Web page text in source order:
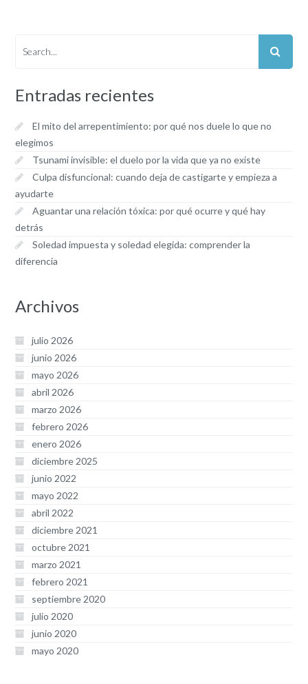
Entradas recientes
El mito del arrepentimiento: por qué nos duele lo que no
elegimos
Tsunami invisible: el duelo por la vida que ya no existe
Culpa disfuncional: cuando deja de castigarte y empieza a
ayudarte
Aguantar una relación tóxica: por qué ocurre y qué hay
detrás
Soledad impuesta y soledad elegida: comprender la
diferencia
Archivos
julio 2026
junio 2026
mayo 2026
abril 2026
marzo 2026
febrero 2026
enero 2026
diciembre 2025
junio 2022
mayo 2022
abril 2022
diciembre 2021
octubre 2021
marzo 2021
febrero 2021
septiembre 2020
julio 2020
junio 2020
mayo 2020